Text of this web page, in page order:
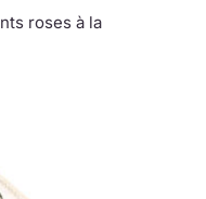
roses à la